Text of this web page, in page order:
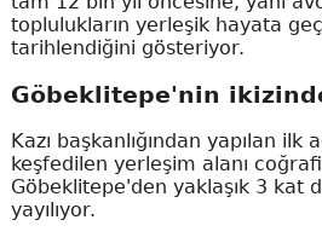
toplulukların yerleşik hayata
tarihlendiğini gösteriyor.
Göbeklitepe'nin
Kazı başkanlığından yapılan
keşfedilen yerleşim alanı
Göbeklitepe'den yaklaşık 3 kat
yayılıyor.